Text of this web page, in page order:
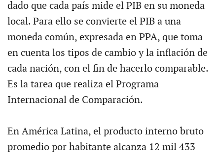
dado que cada país mide el PIB en su moneda
local. Para ello se convierte el PIB a una
moneda común, expresada en PPA, que toma
en cuenta los tipos de cambio y la inflación de
cada nación, con el fin de hacerlo comparable.
Es la tarea que realiza el Programa
Internacional de Comparación.
En América Latina, el producto interno bruto
promedio por habitante alcanza 12 mil 433